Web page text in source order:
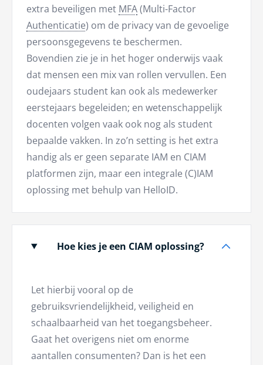
extra beveiligen met MFA(Multi-Factor
Authenticatie) om de privacy van de gevoelige
persoonsgegevens te beschermen.
Bovendien zie je in het hoger onderwijs vaak
dat mensen een mix van rollen vervullen. Een
oudejaars student kan ook als medewerker
eerstejaars begeleiden; en wetenschappelijk
docenten volgen vaak ook nog als student
bepaalde vakken. In zo’n setting is het extra
handig als er geen separate IAM en CIAM
platformen zijn, maar een integrale (C)IAM
oplossing met behulp van HelloID.
Hoe kies je een CIAM oplossing?
Let hierbij vooral op de
gebruiksvriendelijkheid, veiligheid en
schaalbaarheid van het toegangsbeheer.
Gaat het overigens niet om enorme
aantallen consumenten? Dan is het een